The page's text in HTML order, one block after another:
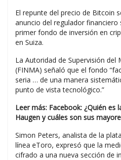
El repunte del precio de Bitcoin
anuncio del regulador financiero
primer fondo de inversión en
en Suiza.
La Autoridad de Supervisión del
(FINMA) señaló que el fondo
seria … de una manera
punto de vista tecnológico.”
Leer más: Facebook: ¿Quién es
Haugen y cuáles son sus
Simon Peters, analista de la
línea eToro, expresó que la
cifrado a una nueva sección de